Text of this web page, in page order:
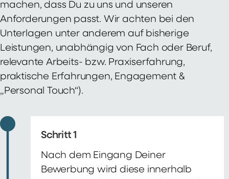
machen, dass Du zu uns und unseren
Anforderungen passt. Wir achten bei den
Unterlagen unter anderem auf bisherige
Leistungen, unabhängig von Fach oder Beruf,
relevante Arbeits- bzw. Praxiserfahrung,
praktische Erfahrungen, Engagement &
„Personal Touch“).
Schritt 1
Nach dem Eingang Deiner
Bewerbung wird diese innerhalb